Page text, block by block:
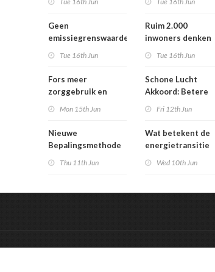
Geen
emissiegrenswaarde
Tue 16th Jun
Fors meer
zorggebruik en
opgroeien in
kwetsbare situatie
Mon 15th Jun
Nieuwe
Bepalingsmethode
Thu 11th Jun
Ruim 2.000
inwoners denken
Tue 16th Jun
Schone Lucht
Akkoord: Betere
gezondheidswinst
Fri 12th Jun
Wat betekent de
energietransitie
Wed 10th Jun